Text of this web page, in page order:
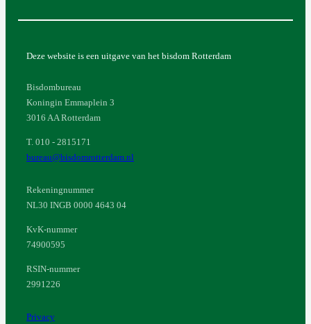
Deze website is een uitgave van het bisdom Rotterdam
Bisdombureau
Koningin Emmaplein 3
3016 AA Rotterdam
T. 010 - 2815171
bureau@bisdomrotterdam.nl
Rekeningnummer
NL30 INGB 0000 4643 04
KvK-nummer
74900595
RSIN-nummer
2991226
Privacy